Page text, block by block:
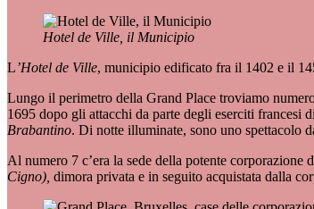
Hotel de Ville, il Municipio
L’Hotel de Ville, municipio edificato fra il 1402 e il
Lungo il perimetro della Grand Place troviamo
1695 dopo gli attacchi da parte degli eserciti
Brabantino. Di notte illuminate, sono uno spettacolo
Al numero 7 c’era la sede della potente corporazione
Cigno), dimora privata e in seguito acquistata dalla